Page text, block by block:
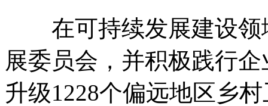
在可持续发展建设领
展委员会，并积极践行
升级1228个偏远地区乡